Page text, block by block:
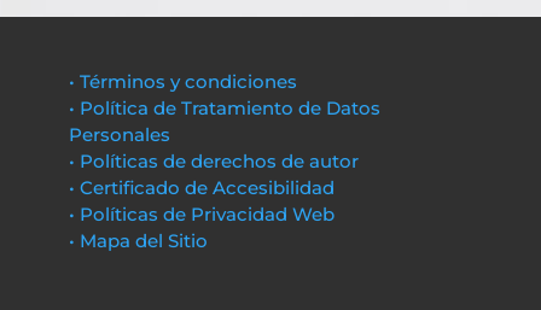
• Términos y condiciones
• Política de Tratamiento de Datos
Personales
• Políticas de derechos de autor
• Certificado de Accesibilidad
• Políticas de Privacidad Web
• Mapa del Sitio